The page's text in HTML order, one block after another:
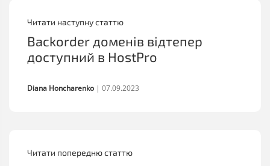
Читати попередню статтю
Читати наступну статтю
Backorder доменів відтепер
доступний в HostPro
Diana Honcharenko | 07.09.2023